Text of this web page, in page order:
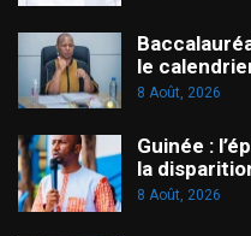
le
8 Août, 2026
Guinée :
la
8 Août, 2026